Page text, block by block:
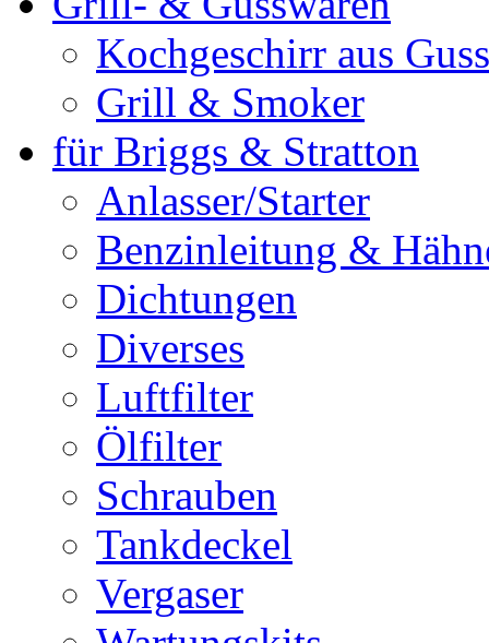
Kochgeschirr aus
Grill & Smoker
für Briggs & Stratton
Anlasser/Starter
Benzinleitung &
Dichtungen
Diverses
Luftfilter
Ölfilter
Schrauben
Tankdeckel
Vergaser